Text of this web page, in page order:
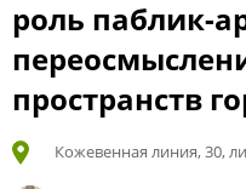
роль паблик-
пространств
Кожевенная линия, 30,